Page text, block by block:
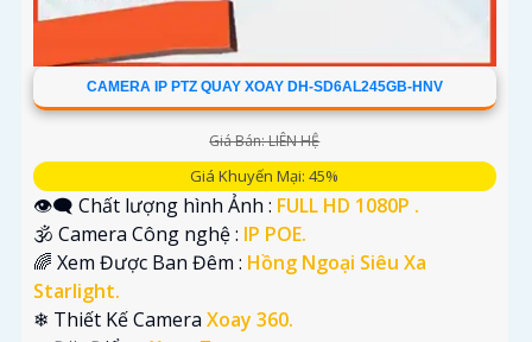
CAMERA IP PTZ QUAY XOAY DH-SD6AL245GB-HNV
Giá Bán: LIÊN HỆ
Giá Khuyến Mại: 45%
👁️‍🗨 Chất lượng hình Ảnh : FULL HD 1080P .
🕉️ Camera Công nghệ : IP POE.
🌈 Xem Được Ban Đêm : Hồng Ngoại Siêu Xa
Starlight.
❄ Thiết Kế Camera Xoay 360.